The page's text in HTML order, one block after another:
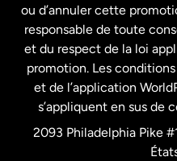
Malaisie
Nouvelle-
Pays-Bas
ou d’annuler cette
responsable de toute
et du respect de la loi
promotion. Les
et de l’application
s’appliquent en sus de
2093 Philadelphia Pike